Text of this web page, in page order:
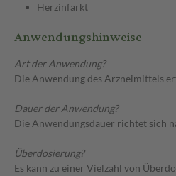
Herzinfarkt
Anwendungshinweise
Art der Anwendung?
Die Anwendung des Arzneimittels
Dauer der Anwendung?
Die Anwendungsdauer richtet sich
Überdosierung?
Es kann zu einer Vielzahl von